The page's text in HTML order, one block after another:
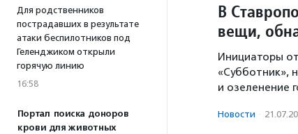
Для родственников
пострадавших в результате
атаки беспилотников под
Геленджиком открыли
горячую линию
16:58
Портал поиска доноров
крови для животных
В
вещи,
Инициаторы
«Субботник»,
и озеленение
Новости ·